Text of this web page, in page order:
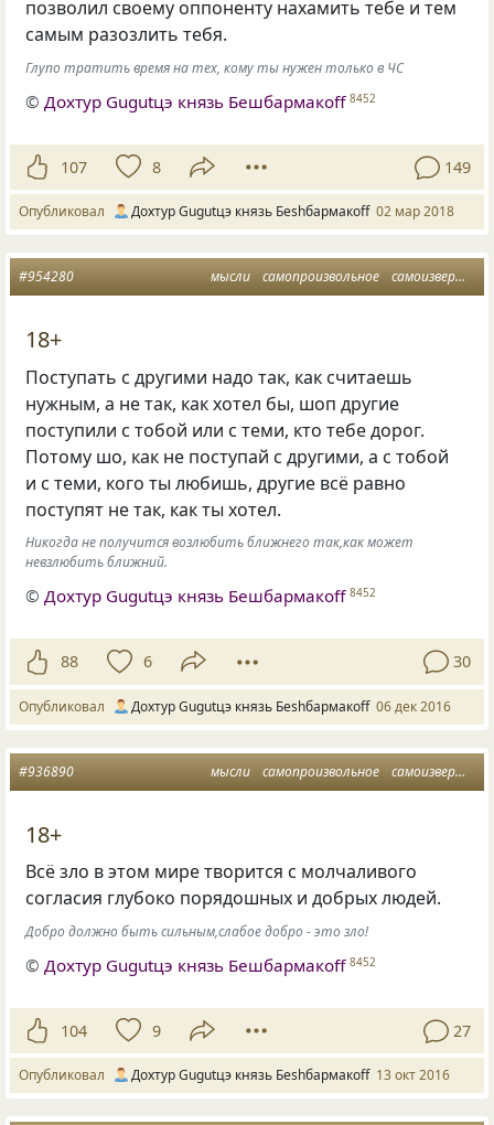
позволил своему оппоненту нахамить тебе и тем
самым разозлить тебя.
Глупо тратить время на тех, кому ты нужен только в ЧС
© Дохтур Gugutцэ князь Бешбармакоff 8452
107 8 149
Опубликовал Дохтур Gugutцэ князь Беshбармакоff 02 мар 2018
мысли самопроизвольное самоизвержение
#954280
18+
Поступать с другими надо так, как считаешь
нужным, а не так, как хотел бы, шоп другие
поступили с тобой или с теми, кто тебе дорог.
Потому шо, как не поступай с другими, а с тобой
и с теми, кого ты любишь, другие всё равно
поступят не так, как ты хотел.
Никогда не получится возлюбить ближнего так,как может
невзлюбить ближний.
©Дохтур Gugutцэ князь Бешбармакоff 8452
88 6 30
Опубликовал Дохтур Gugutцэ князь Беshбармакоff 06 дек 2016
мысли самопроизвольное самоизвержение
#936890
18+
Всё зло в этом мире творится с молчаливого
согласия глубоко порядошных и добрых людей.
Добро должно быть сильным,слабое добро - это зло!
© Дохтур Gugutцэ князь Бешбармакоff 8452
104 9 27
Опубликовал Дохтур Gugutцэ князь Беshбармакоff 13 окт 2016